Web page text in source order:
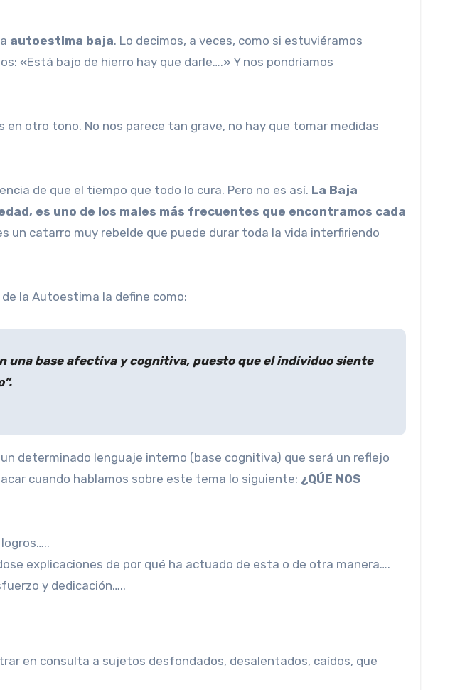
autoestima baja. Lo decimos, a veces, como si estuviéramos
«Está bajo de hierro hay que darle….» Y nos pondríamos
otro tono. No nos parece tan grave, no hay que tomar medidas
de que el tiempo que todo lo cura. Pero no es así. La Baja
es uno de los males más frecuentes que encontramos cada
un catarro muy rebelde que puede durar toda la vida interfiriendo
la Autoestima la define como:
una base afectiva y cognitiva, puesto que el individuo siente
determinado lenguaje interno (base cognitiva) que será un reflejo
cuando hablamos sobre este tema lo siguiente: ¿QÚE NOS
explicaciones de por qué ha actuado de esta o de otra manera….
y dedicación…..
en consulta a sujetos desfondados, desalentados, caídos, que